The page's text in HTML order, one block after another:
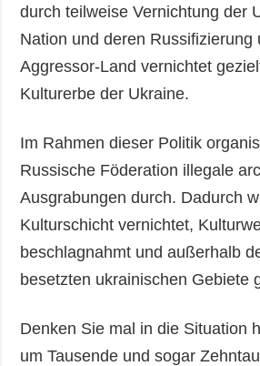
durch teilweise Vernichtung der
Nation und deren Russifizierung
Aggressor-Land vernichtet
Kulturerbe der Ukraine.
Im Rahmen dieser Politik
Russische Föderation illegale
Ausgrabungen durch. Dadurch
Kulturschicht vernichtet,
beschlagnahmt und außerhalb
besetzten ukrainischen Gebiete
Denken Sie mal in die Situation
um Tausende und sogar